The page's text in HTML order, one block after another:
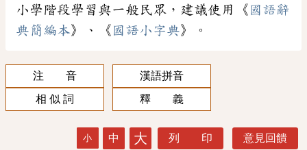
小學階段學習與一般民眾，建議使用《 國語辭
典簡編本》、《 國語小字典》。
注 音
漢語拼音
相 似 詞
釋 義
小 中 大 列 印 意見回饋